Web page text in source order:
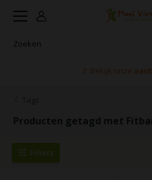
🚩 Bekijk onze
Producten getagd met
Filters